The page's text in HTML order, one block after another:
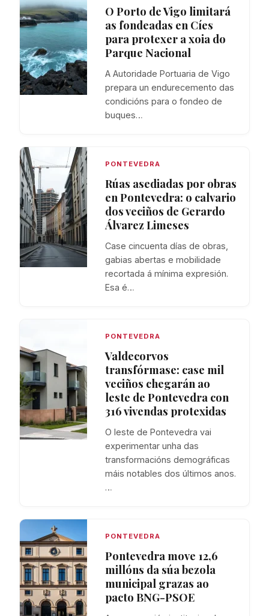
O Porto de Vigo limitará
as fondeadas en Cíes
para protexer a xoia do
Parque Nacional
A Autoridade Portuaria de Vigo
prepara un endurecemento das
condicións para o fondeo de
buques…
PONTEVEDRA
Rúas asediadas por obras
en Pontevedra: o calvario
dos veciños de Gerardo
Álvarez Limeses
Case cincuenta días de obras,
gabias abertas e mobilidade
recortada á mínima expresión.
Esa é…
PONTEVEDRA
Valdecorvos
transfórmase: case mil
veciños chegarán ao
leste de Pontevedra con
316 vivendas protexidas
O leste de Pontevedra vai
experimentar unha das
transformacións demográficas
máis notables dos últimos anos.
…
PONTEVEDRA
Pontevedra move 12,6
millóns da súa bezola
municipal grazas ao
pacto BNG-PSOE